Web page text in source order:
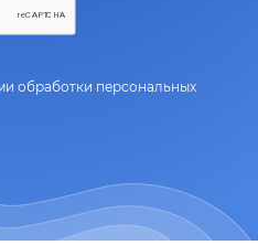
обработки персональных